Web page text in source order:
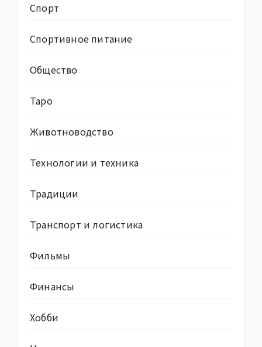
Спорт
Спортивное питание
Общество
Таро
Животноводство
Технологии и техника
Традиции
Транспорт и логистика
Фильмы
Финансы
Хобби